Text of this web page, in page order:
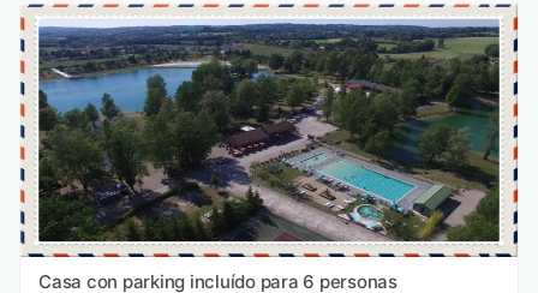
Casa con parking incluído para 6 personas